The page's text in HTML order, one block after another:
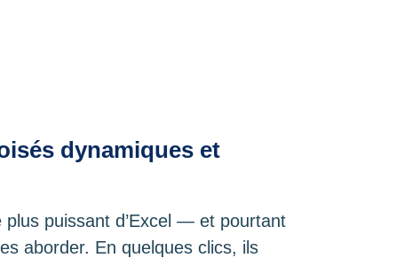
dynamiques et
plus puissant d’Excel — et pourtant
aborder. En quelques clics, ils